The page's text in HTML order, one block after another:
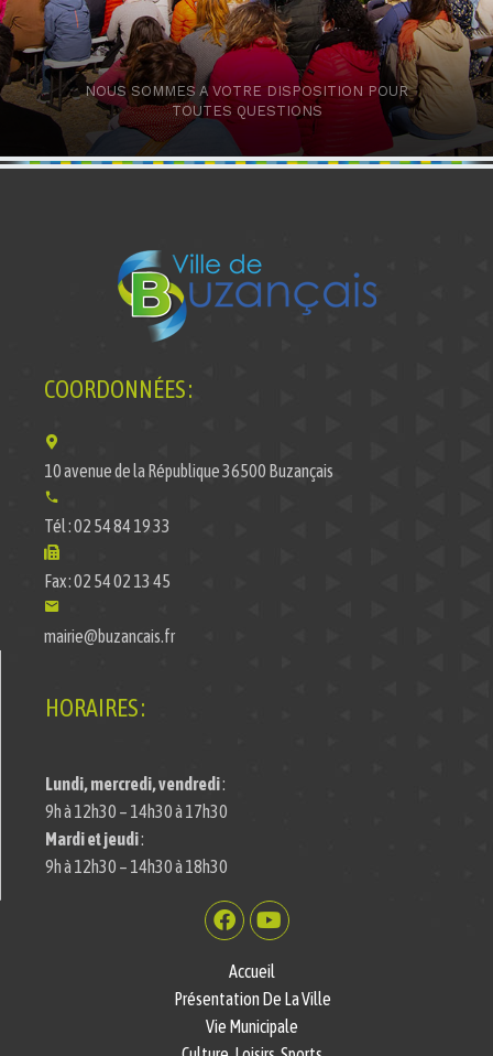
NOUS SOMMES A VOTRE DISPOSITION POUR
TOUTES QUESTIONS
COORDONNÉES :
10 avenue de la République 36500 Buzançais
Tél : 02 54 84 19 33
Fax : 02 54 02 13 45
mairie@buzancais.fr
HORAIRES :
Lundi, mercredi, vendredi:
9h à 12h30 – 14h30 à 17h30
Mardi et jeudi:
9h à 12h30 – 14h30 à 18h30
Accueil
Présentation De La Ville
Vie Municipale